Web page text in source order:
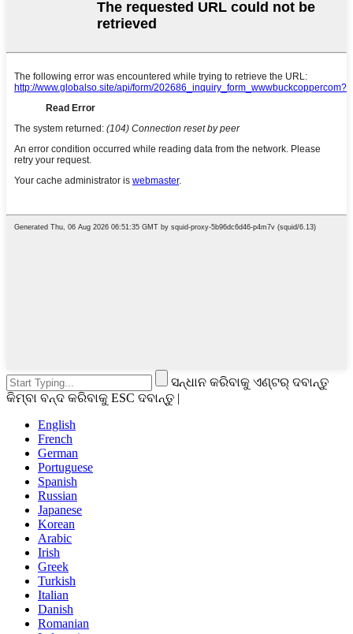
ସନ୍ଧାନ କରିବାକୁ ଏଣ୍ଟର୍ ଦବାନ୍ତୁ
କିମ୍ବା ବନ୍ଦ କରିବାକୁ ESC ଦବାନ୍ତୁ |
English
French
German
Portuguese
Spanish
Russian
Japanese
Korean
Arabic
Irish
Greek
Turkish
Italian
Danish
Romanian